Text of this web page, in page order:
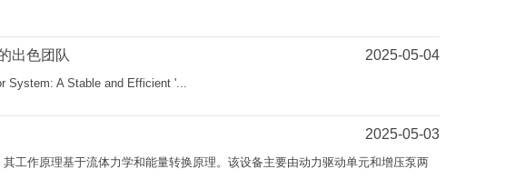
2025-05-04
出色团队
System: A Stable and Efficient '...
2025-05-03
工作原理基于流体力学和能量转换原理。该设备主要由动力驱动单元和增压泵两